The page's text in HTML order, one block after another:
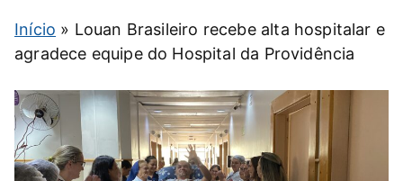
Serviços e Especialidades
Informações Úteis
Notícias
Contato
Doe Agora
Início » Louan Brasileiro recebe alta hospitalar e
agradece equipe do Hospital da Providência